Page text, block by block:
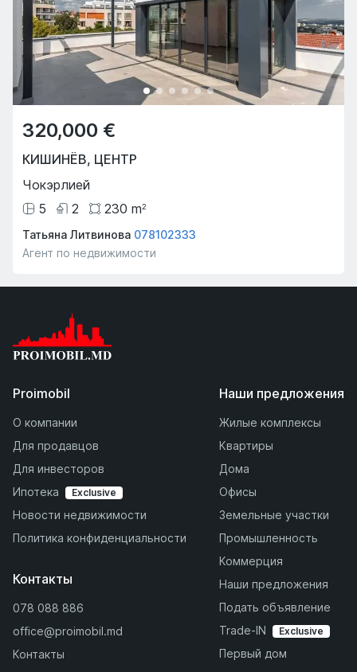
320,000 €
КИШИНЁВ, ЦЕНТР
Чокэрлией
5
2 230 m2
Татьяна Литвинова 078102333
Агент по недвижимости
Proimobil
О компании
Для продавцов
Для инвесторов
Ипотека
Exclusive
Новости недвижимости
Политика конфиденциальности
Наши предложения
Жилые комплексы
Квартиры
Дома
Офисы
Земельные участки
Промышленность
Коммерция
Наши предложения
Подать объявление
Trade-IN
Exclusive
Первый дом
Контакты
078 088 886
office@proimobil.md
Контакты